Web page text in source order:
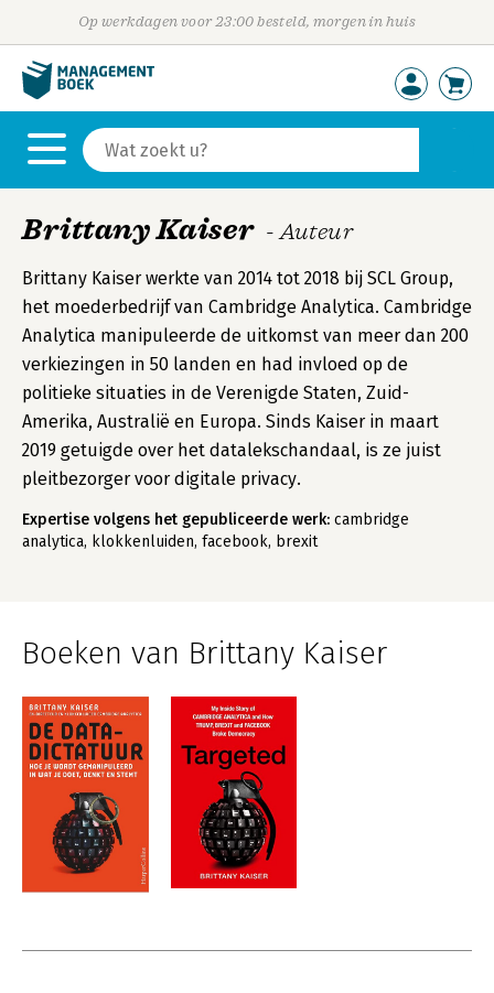
Op werkdagen voor 23:00 besteld, morgen in huis
Brittany Kaiser - Auteur
Brittany Kaiser werkte van 2014 tot 2018 bij SCL Group,
het moederbedrijf van Cambridge Analytica. Cambridge
Analytica manipuleerde de uitkomst van meer dan 200
verkiezingen in 50 landen en had invloed op de
politieke situaties in de Verenigde Staten, Zuid-
Amerika, Australië en Europa. Sinds Kaiser in maart
2019 getuigde over het datalekschandaal, is ze juist
pleitbezorger voor digitale privacy.
Expertise volgens het gepubliceerde werk: cambridge
analytica, klokkenluiden, facebook, brexit
Boeken van Brittany Kaiser